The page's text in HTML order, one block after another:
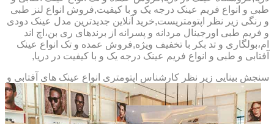
طبی و انواع فریم عینک درجه یک و با کیفیت,فروش انواع لنز طبی
و رنگی زیر نظر اپتومتریست,خرید آنلاین جدیدترین مدل عینک دودی
و فریم طبی اورجینال مردانه و پسرانه از برندهای ری بن،اچ اند
ام،بولگاری و تد بکر با تخفیف ویژه,فروش عمده و تک انواع عینک
آفتابی و طبی و انواع فریم عینک درجه یک و با کیفیت در دریا,
سنجش بینایی زیر نظر کارشناس اپتومتری انواع عینک های آفتابی و